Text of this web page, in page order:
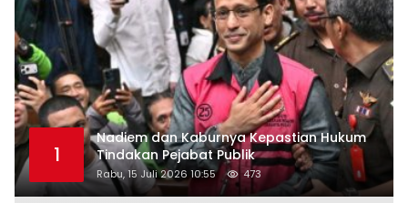
1
Nadiem dan Kaburnya Kepastian Hukum
Tindakan Pejabat Publik
Rabu, 15 Juli 2026 10:55 473